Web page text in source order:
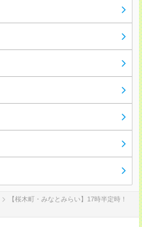
【桜木町・みなとみらい】17時半定時！